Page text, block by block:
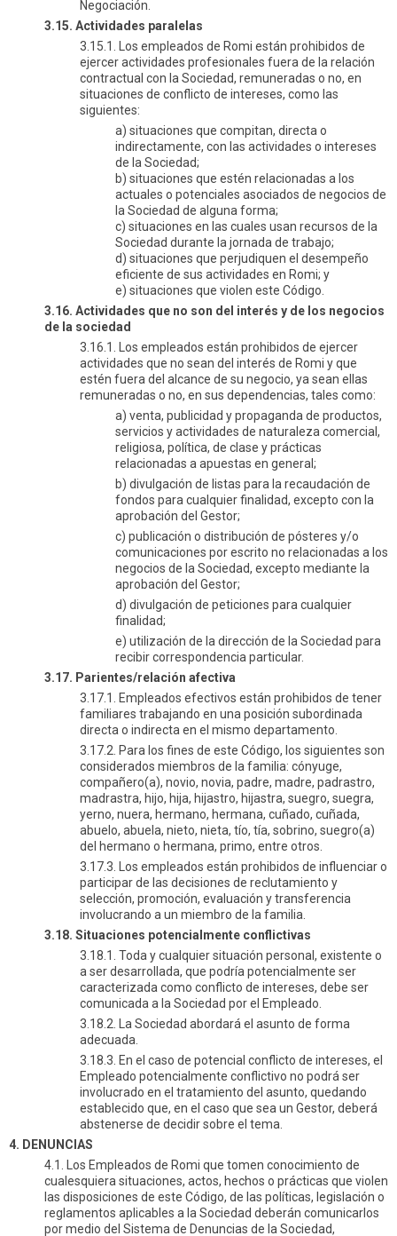
Negociación.
3.15. Actividades paralelas
3.15.1. Los empleados de Romi están prohibidos de
ejercer actividades profesionales fuera de la relación
contractual con la Sociedad, remuneradas o no, en
situaciones de conflicto de intereses, como las
siguientes:
a) situaciones que compitan, directa o
indirectamente, con las actividades o intereses
de la Sociedad;
b) situaciones que estén relacionadas a los
actuales o potenciales asociados de negocios de
la Sociedad de alguna forma;
c) situaciones en las cuales usan recursos de la
Sociedad durante la jornada de trabajo;
d) situaciones que perjudiquen el desempeño
eficiente de sus actividades en Romi; y
e) situaciones que violen este Código.
3.16. Actividades que no son del interés y de los negocios
de la sociedad
3.16.1. Los empleados están prohibidos de ejercer
actividades que no sean del interés de Romi y que
estén fuera del alcance de su negocio, ya sean ellas
remuneradas o no, en sus dependencias, tales como:
a) venta, publicidad y propaganda de productos,
servicios y actividades de naturaleza comercial,
religiosa, política, de clase y prácticas
relacionadas a apuestas en general;
b) divulgación de listas para la recaudación de
fondos para cualquier finalidad, excepto con la
aprobación del Gestor;
c) publicación o distribución de pósteres y/o
comunicaciones por escrito no relacionadas a los
negocios de la Sociedad, excepto mediante la
aprobación del Gestor;
d) divulgación de peticiones para cualquier
finalidad;
e) utilización de la dirección de la Sociedad para
recibir correspondencia particular.
3.17. Parientes/relación afectiva
3.17.1. Empleados efectivos están prohibidos de tener
familiares trabajando en una posición subordinada
directa o indirecta en el mismo departamento.
3.17.2. Para los fines de este Código, los siguientes son
considerados miembros de la familia: cónyuge,
compañero(a), novio, novia, padre, madre, padrastro,
madrastra, hijo, hija, hijastro, hijastra, suegro, suegra,
yerno, nuera, hermano, hermana, cuñado, cuñada,
abuelo, abuela, nieto, nieta, tío, tía, sobrino, suegro(a)
del hermano o hermana, primo, entre otros.
3.17.3. Los empleados están prohibidos de influenciar o
participar de las decisiones de reclutamiento y
selección, promoción, evaluación y transferencia
involucrando a un miembro de la familia.
3.18. Situaciones potencialmente conflictivas
3.18.1. Toda y cualquier situación personal, existente o
a ser desarrollada, que podría potencialmente ser
caracterizada como conflicto de intereses, debe ser
comunicada a la Sociedad por el Empleado.
3.18.2. La Sociedad abordará el asunto de forma
adecuada.
3.18.3. En el caso de potencial conflicto de intereses, el
Empleado potencialmente conflictivo no podrá ser
involucrado en el tratamiento del asunto, quedando
establecido que, en el caso que sea un Gestor, deberá
abstenerse de decidir sobre el tema.
4. DENUNCIAS
4.1. Los Empleados de Romi que tomen conocimiento de
cualesquiera situaciones, actos, hechos o prácticas que violen
las disposiciones de este Código, de las políticas, legislación o
reglamentos aplicables a la Sociedad deberán comunicarlos
por medio del Sistema de Denuncias de la Sociedad,